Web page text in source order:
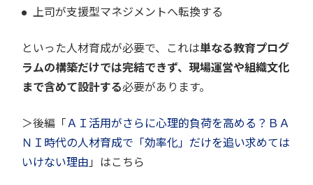
上司が支援型マネジメントへ転換する
といった人材育成が必要で、これは単なる教育プログ
ラムの構築だけでは完結できず、現場運営や組織文化
まで含めて設計する必要があります。
＞後編「ＡＩ活用がさらに心理的負荷を高める？ＢＡ
ＮＩ時代の人材育成で「効率化」だけを追い求めては
いけない理由 」はこちら